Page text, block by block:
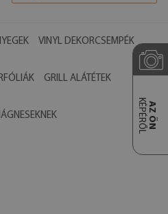
VINYL DEKORCSEMPÉK
GRILL ALÁTÉTEK
AZ ÖN
KÉPÉRŐL